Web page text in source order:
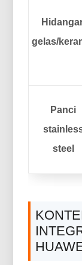
gelas/
Panci
steel